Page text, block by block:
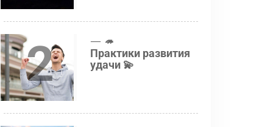
2 🦔
Практики развития
удачи 💫